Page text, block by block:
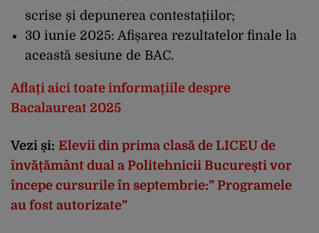
scrise și depunerea contestațiilor;
30 iunie 2025: Afișarea rezultatelor finale la
această sesiune de BAC.
Aflați aici toate informațiile despre
Bacalaureat 2025
Vezi și: Elevii din prima clasă de LICEU de
învățământ dual a Politehnicii București vor
începe cursurile în septembrie:” Programele
au fost autorizate”